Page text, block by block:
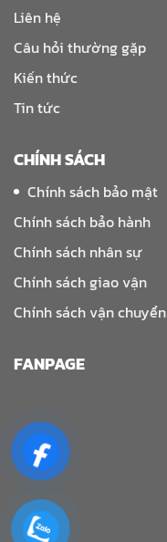
Liên hệ
Câu hỏi thường gặp
Kiến thức
Tin tức
CHÍNH SÁCH
Chính sách bảo mật
Chính sách bảo hành
Chính sách nhân sự
Chính sách giao vận
Chính sách vận chuyển
FANPAGE